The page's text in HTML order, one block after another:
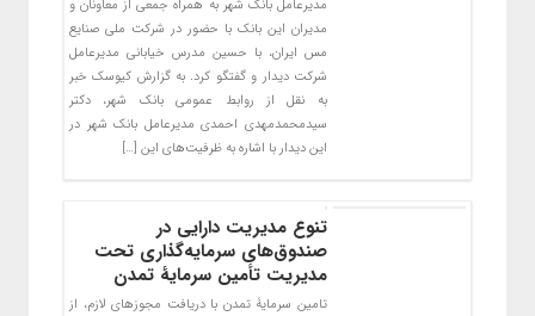
مدیرعامل بانک شهر به همراه جمعی از معاونان و
مدیران این بانک با حضور در شرکت ملی صنایع
مس ایران، با حسین مدرس خیابانی مدیرعامل
شرکت دیدار و گفتگو کرد. به گزارش کیوسک خبر
به نقل از روابط عمومی بانک شهر، دکتر
سیدمحمدمهدی احمدی مدیرعامل بانک شهر در
این دیدار با اشاره به ظرفیت‌های این […]
تنوع مدیریت دارایی در
صندوق‌های سرمایه‌گذاری تحت
مدیریت تأمین سرمایۀ تمدن
تامین سرمایۀ تمدن با دریافت مجوزهای لازم، از